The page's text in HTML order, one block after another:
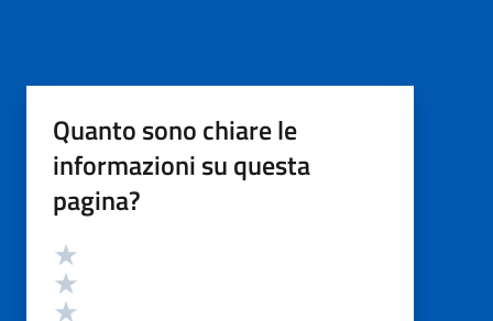
Quanto sono chiare le
informazioni su questa
pagina?
Valutazione